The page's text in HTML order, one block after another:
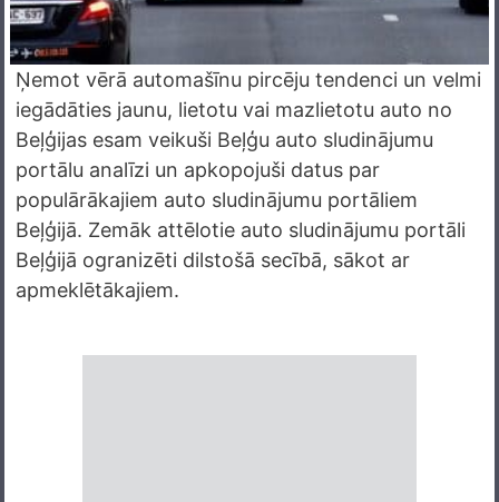
Ņemot vērā automašīnu pircēju tendenci un velmi
iegādāties jaunu, lietotu vai mazlietotu auto no
Beļģijas esam veikuši Beļģu auto sludinājumu
portālu analīzi un apkopojuši datus par
populārākajiem auto sludinājumu portāliem
Beļģijā. Zemāk attēlotie auto sludinājumu portāli
Beļģijā ogranizēti dilstošā secībā, sākot ar
apmeklētākajiem.